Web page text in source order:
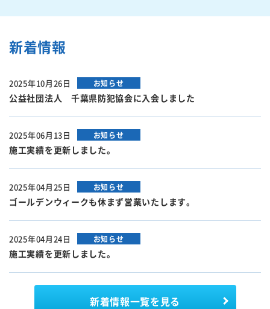
新着情報
2025年10月26日 お知らせ
公益社団法人 千葉県防犯協会に入会しました
2025年06月13日 お知らせ
施工実績を更新しました。
2025年04月25日 お知らせ
ゴールデンウィークも休まず営業いたします。
2025年04月24日 お知らせ
施工実績を更新しました。
新着情報一覧を見る